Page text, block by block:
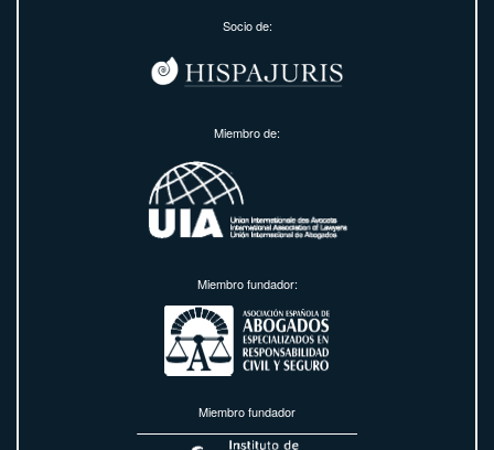
Socio de:
Miembro de:
Miembro fundador:
Miembro fundador